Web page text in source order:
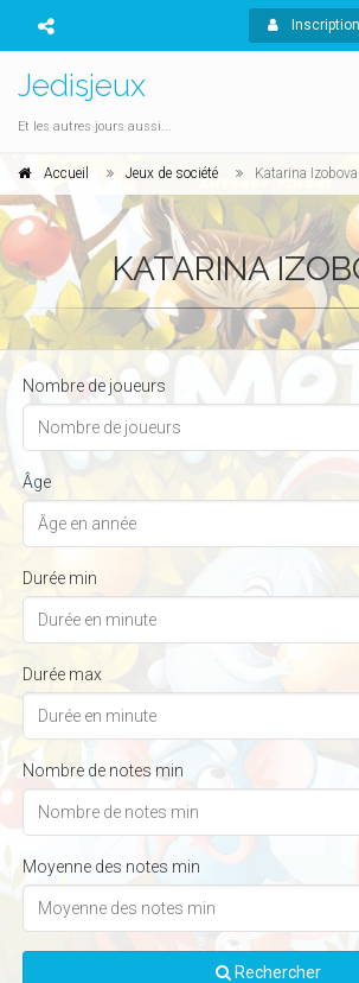
Inscription
Jedisjeux
Et les autres jours aussi...
Accueil Jeux de société Katarina Izobova
KATARINA
Nombre de joueurs
Âge
Durée min
Durée max
Nombre de notes min
Moyenne des notes min
Rechercher